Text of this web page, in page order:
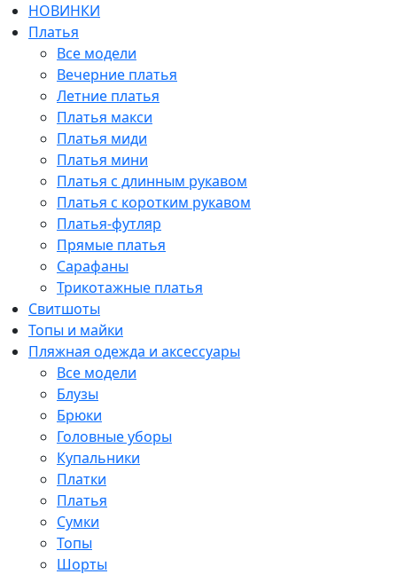
НОВИНКИ
Платья
Все модели
Вечерние платья
Летние платья
Платья макси
Платья миди
Платья мини
Платья с длинным рукавом
Платья с коротким рукавом
Платья-футляр
Прямые платья
Сарафаны
Трикотажные платья
Свитшоты
Топы и майки
Пляжная одежда и аксессуары
Все модели
Блузы
Брюки
Головные уборы
Купальники
Платки
Платья
Сумки
Топы
Шорты